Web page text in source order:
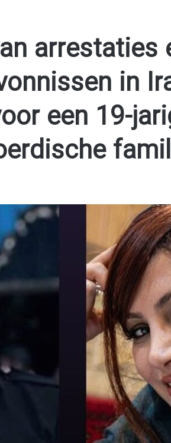
arrestaties
in
een 19-